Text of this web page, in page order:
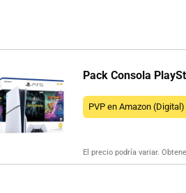
Pack Consola
PVP en Amazon
El precio podría variar.